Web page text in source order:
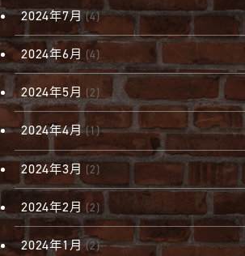
2024年7月(4)
2024年6月 (4)
2024年5月 (2)
2024年4月(1)
2024年3月 (2)
2024年2月 (2)
2024年1月(2)